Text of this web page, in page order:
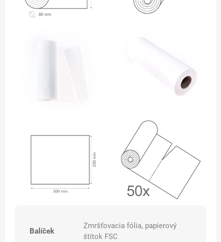
Balíček
Zmršťovacia fólia, papierový
štítok FSC